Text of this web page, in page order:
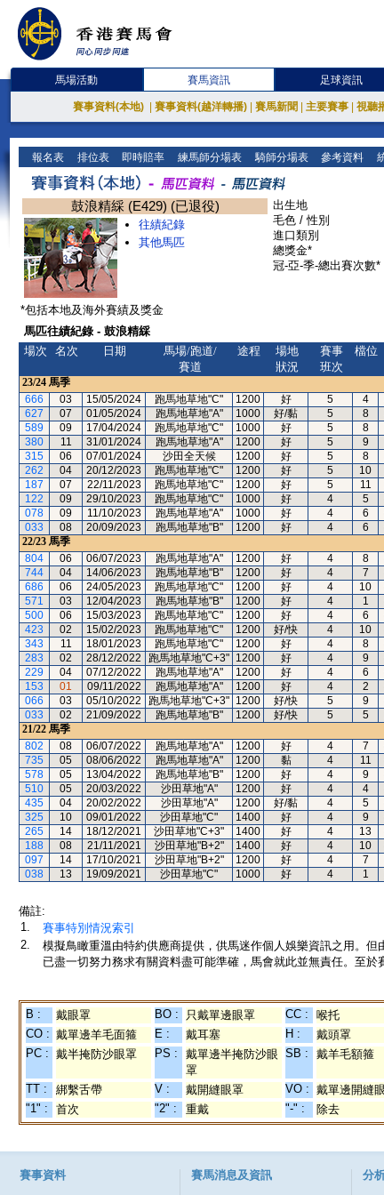
馬場活動 賽馬資訊 足球資訊
賽事資料(本地) 賽事資料(越洋轉播) 賽馬新聞 主要賽事 視聽
報名表 排位表 即時賠率 練馬師分場表 騎師分場表 參考資料
鼓浪精綵 (E429) (已退役)
往績紀錄
其他馬匹
出生地
毛色 / 性別
進口類別
總獎金*
冠-亞-季-總出賽次數*
*包括本地及海外賽績及獎金
馬匹往績紀錄 - 鼓浪精綵
場次
名次 日期
馬場/跑道/
賽道
途程
場地
狀況
賽事
班次
檔位
23/24 馬季
666
03 15/05/2024 跑馬地草地"C" 1200 好 5 4
627
07 01/05/2024 跑馬地草地"A" 1000 好/黏 5 8
589
09 17/04/2024 跑馬地草地"C" 1000 好 5 8
380
11 31/01/2024 跑馬地草地"A" 1200 好 5 9
315
06 07/01/2024 沙田全天候 1200 好 5 8
262
04 20/12/2023 跑馬地草地"C" 1200 好 5 10
187
07 22/11/2023 跑馬地草地"C" 1200 好 5 11
122
09 29/10/2023 跑馬地草地"C" 1000 好 4 5
078
09 11/10/2023 跑馬地草地"A" 1000 好 4 6
033
08 20/09/2023 跑馬地草地"B" 1200 好 4 6
22/23 馬季
804
06 06/07/2023 跑馬地草地"A" 1200 好 4 8
744
04 14/06/2023 跑馬地草地"B" 1200 好 4 7
686
06 24/05/2023 跑馬地草地"C" 1200 好 4 10
571
03 12/04/2023 跑馬地草地"B" 1200 好 4 1
500
06 15/03/2023 跑馬地草地"C" 1200 好 4 6
423
02 15/02/2023 跑馬地草地"C" 1200 好/快 4 10
343
11 18/01/2023 跑馬地草地"C" 1200 好 4 8
283
02 28/12/2022 跑馬地草地"C+3" 1200 好 4 9
229
04 07/12/2022 跑馬地草地"A" 1200 好 4 6
153
01 09/11/2022 跑馬地草地"A" 1200 好 4 2
066
03 05/10/2022 跑馬地草地"C+3" 1200 好/快 5 9
033
02 21/09/2022 跑馬地草地"B" 1200 好/快 5 5
21/22 馬季
802
08 06/07/2022 跑馬地草地"A" 1200 好 4 7
735
05 08/06/2022 跑馬地草地"A" 1200 黏 4 11
578
05 13/04/2022 跑馬地草地"B" 1200 好 4 9
510
05 20/03/2022 沙田草地"A" 1200 好 4 4
435
04 20/02/2022 沙田草地"A" 1200 好/黏 4 5
325
10 09/01/2022 沙田草地"C" 1400 好 4 9
265
14 18/12/2021 沙田草地"C+3" 1400 好 4 13
188
08 21/11/2021 沙田草地"B+2" 1400 好 4 10
097
14 17/10/2021 沙田草地"B+2" 1200 好 4 7
038
13 19/09/2021 沙田草地"C" 1000 好 4 1
備註:
1.
賽事特別情況索引
2.
模擬鳥瞰重溫由特約供應商提供，供馬迷作個人娛樂資訊之用。
已盡一切努力務求有關資料盡可能準確，馬會就此並無責任。至於
B : 戴眼罩 BO : 只戴單邊眼罩 CC : 喉托
CO : 戴單邊羊毛面箍 E : 戴耳塞 H : 戴頭罩
PC : 戴半掩防沙眼罩 PS :
戴單邊半掩防沙眼
罩
SB : 戴羊毛額箍
TT : 綁繫舌帶 V : 戴開縫眼罩 VO : 戴單邊開縫
"1" :
首次 "2" : 重戴 "-" : 除去
賽事資料 賽馬消息及資訊 分